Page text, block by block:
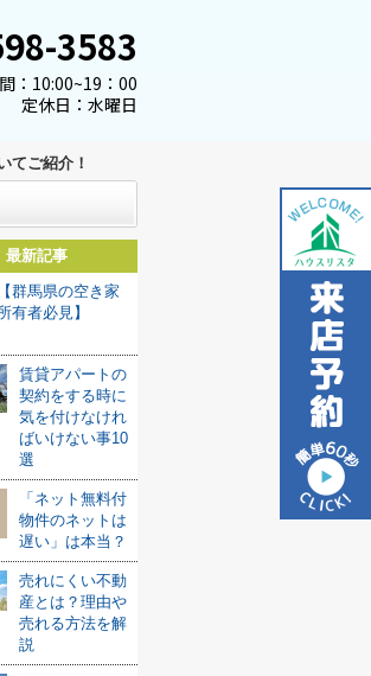
3583
：10:00~19：00
定休日：水曜日
てご紹介！
最新記事
【群馬県の空き家
有者必見】
賃貸アパートの
契約をする時に
気を付けなけれ
ばいけない事10
選
「ネット無料付
物件のネットは
遅い」は本当？
売れにくい不動
産とは？理由や
売れる方法を解
説